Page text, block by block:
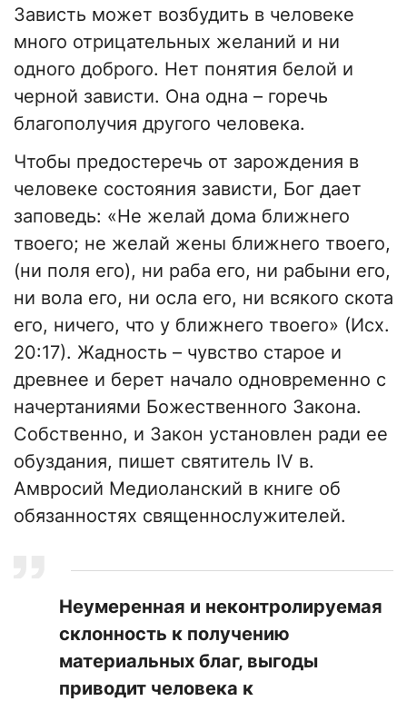
Зависть может возбудить в человеке
много отрицательных желаний и ни
одного доброго. Нет понятия белой и
черной зависти. Она одна – горечь
благополучия другого человека.
Чтобы предостеречь от зарождения в
человеке состояния зависти, Бог дает
заповедь: «Не желай дома ближнего
твоего; не желай жены ближнего твоего,
(ни поля его), ни раба его, ни рабыни его,
ни вола его, ни осла его, ни всякого скота
его, ничего, что у ближнего твоего» (Исх.
20:17). Жадность – чувство старое и
древнее и берет начало одновременно с
начертаниями Божественного Закона.
Собственно, и Закон установлен ради ее
обуздания, пишет святитель IV в.
Амвросий Медиоланский в книге об
обязанностях священнослужителей.
Неумеренная и неконтролируемая
склонность к получению
материальных благ, выгоды
приводит человека к